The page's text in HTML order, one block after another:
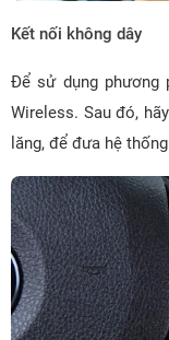
Kết nối không dây
Để sử dụng phương
Wireless. Sau đó,
lăng, để đưa hệ